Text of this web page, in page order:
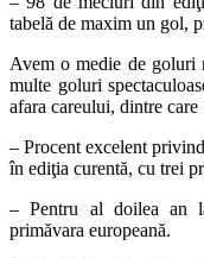
tabelă de maxim un gol,
Avem o medie de goluri
multe goluri
afara careului, dintre
– Procent excelent
în ediţia curentă, cu trei
– Pentru al doilea an
primăvara europeană.